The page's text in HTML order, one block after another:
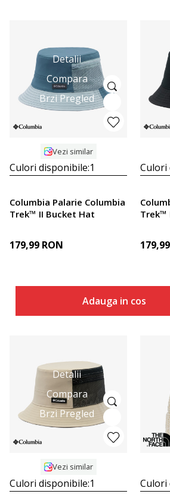
Detalii
Compara
Brzi Pregled
Vezi similar
Culori disponibile:1
Columbia Palarie Columbia
Trek™ II Bucket Hat
179,99 RON
Adauga in cos
Culori
Trek™
179,99
Detalii
Compara
Brzi Pregled
Vezi similar
Culori disponibile:1 Culori